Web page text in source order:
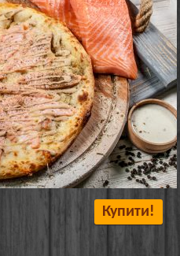
Купити!